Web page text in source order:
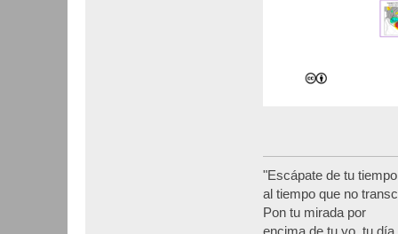
"Escápate de tu tiempo
al tiempo que no
Pon tu mirada por